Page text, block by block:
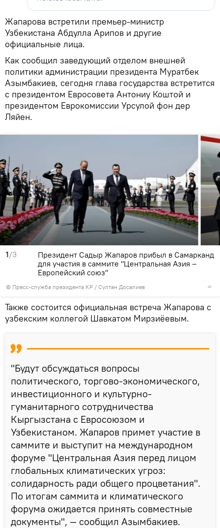
Жапарова встретили премьер-министр
Узбекистана Абдулла Арипов и другие
официальные лица.
Как сообщил заведующий отделом внешней
политики администрации президента Муратбек
Азымбакиев, сегодня глава государства встретится
с президентом Евросовета Антониу Коштой и
президентом Еврокомиссии Урсулой фон дер
Ляйен.
1/3
© Пресс-служба президента КР / Султан Досалиев
Президент Садыр Жапаров прибыл в Самарканд
для участия в саммите "Центральная Азия –
Европейский союз"
Также состоится официальная встреча Жапарова с
узбекским коллегой Шавкатом Мирзиёевым.
"Будут обсуждаться вопросы
политического, торгово-экономического,
инвестиционного и культурно-
гуманитарного сотрудничества
Кыргызстана с Евросоюзом и
Узбекистаном. Жапаров примет участие в
саммите и выступит на международном
форуме "Центральная Азия перед лицом
глобальных климатических угроз:
солидарность ради общего процветания".
По итогам саммита и климатического
форума ожидается принять совместные
документы", — сообщил Азымбакиев.